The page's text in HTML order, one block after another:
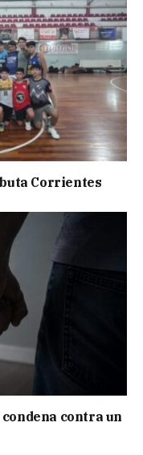
Corrientes
contra un